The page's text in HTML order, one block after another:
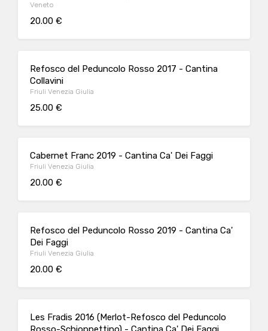
Veneto
20.00 €
Refosco del Peduncolo Rosso 2017 - Cantina
Collavini
Friuli Venezia Giulia
25.00 €
Cabernet Franc 2019 - Cantina Ca' Dei Faggi
Friuli Venezia Giulia
20.00 €
Refosco del Peduncolo Rosso 2019 - Cantina Ca'
Dei Faggi
Friuli Venezia Giulia
20.00 €
Les Fradis 2016 (Merlot-Refosco del Peduncolo